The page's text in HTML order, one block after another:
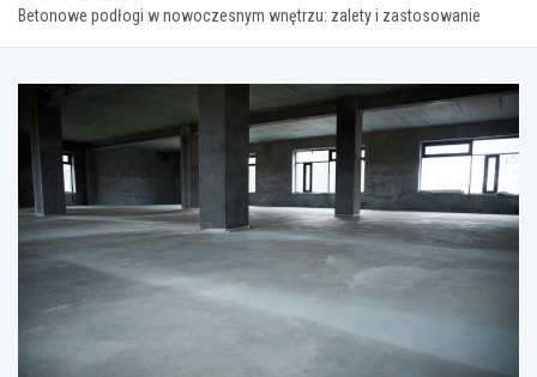
Betonowe podłogi w nowoczesnym wnętrzu: zalety i zastosowanie